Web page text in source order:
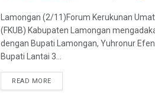
Lamongan (2/11)Forum Kerukunan
(FKUB) Kabupaten Lamongan
dengan Bupati Lamongan, Yuhronur
Bupati Lantai 3...
READ MORE